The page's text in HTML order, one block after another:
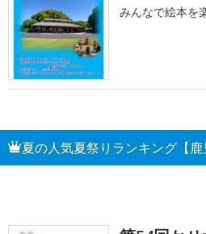
みんなで絵本を
夏の人気夏祭りランキング【鹿